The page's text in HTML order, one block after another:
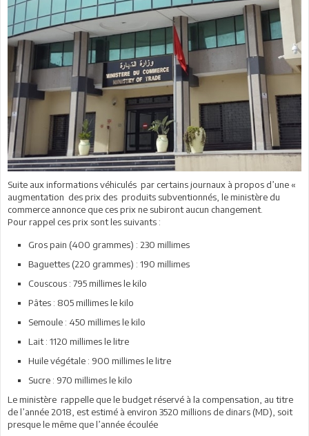
Suite aux informations véhiculés par certains journaux à propos d’une «
augmentation des prix des produits subventionnés, le ministère du
commerce annonce que ces prix ne subiront aucun changement.
Pour rappel ces prix sont les suivants :
Gros pain (400 grammes) : 230 millimes
Baguettes (220 grammes) : 190 millimes
Couscous : 795 millimes le kilo
Pâtes : 805 millimes le kilo
Semoule : 450 millimes le kilo
Lait : 1120 millimes le litre
Huile végétale : 900 millimes le litre
Sucre : 970 millimes le kilo
Le ministère rappelle que le budget réservé à la compensation, au titre
de l’année 2018, est estimé à environ 3520 millions de dinars (MD), soit
presque le même que l’année écoulée